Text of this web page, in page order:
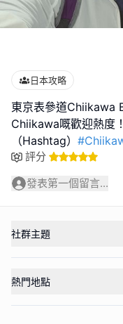
日本攻略
東京表參道Chiikawa
Chiikawa嘅歡迎熱度
（Hashtag）
評分
發表第一個留言...
社群主題
熱門地點